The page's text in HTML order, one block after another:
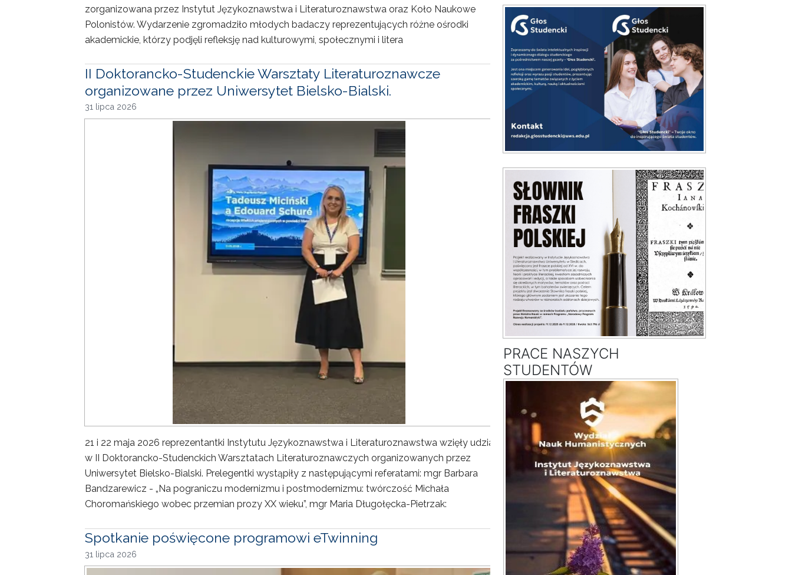
zorganizowana przez Instytut Językoznawstwa i Literaturoznawstwa oraz Koło Naukowe
Polonistów. Wydarzenie zgromadziło młodych badaczy reprezentujących różne ośrodki
akademickie, którzy podjęli refleksję nad kulturowymi, społecznymi i litera
II Doktorancko-Studenckie Warsztaty Literaturoznawcze
organizowane przez Uniwersytet Bielsko-Bialski.
31 lipca 2026
21 i 22 maja 2026 reprezentantki Instytutu Językoznawstwa i Literaturoznawstwa wzięły udział
w II Doktorancko-Studenckich Warsztatach Literaturoznawczych organizowanych przez
Uniwersytet Bielsko-Bialski. Prelegentki wystąpiły z następującymi referatami: mgr Barbara
Bandzarewicz - „Na pograniczu modernizmu i postmodernizmu: twórczość Michała
Choromańskiego wobec przemian prozy XX wieku”, mgr Maria Długołęcka-Pietrzak:
Spotkanie poświęcone programowi eTwinning
31 lipca 2026
PRACE NASZYCH
STUDENTÓW